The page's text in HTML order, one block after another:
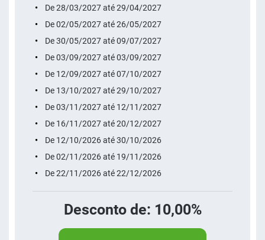
De 28/03/2027 até 29/04/2027
De 02/05/2027 até 26/05/2027
De 30/05/2027 até 09/07/2027
De 03/09/2027 até 03/09/2027
De 12/09/2027 até 07/10/2027
De 13/10/2027 até 29/10/2027
De 03/11/2027 até 12/11/2027
De 16/11/2027 até 20/12/2027
De 12/10/2026 até 30/10/2026
De 02/11/2026 até 19/11/2026
De 22/11/2026 até 22/12/2026
Desconto de: 10,00%